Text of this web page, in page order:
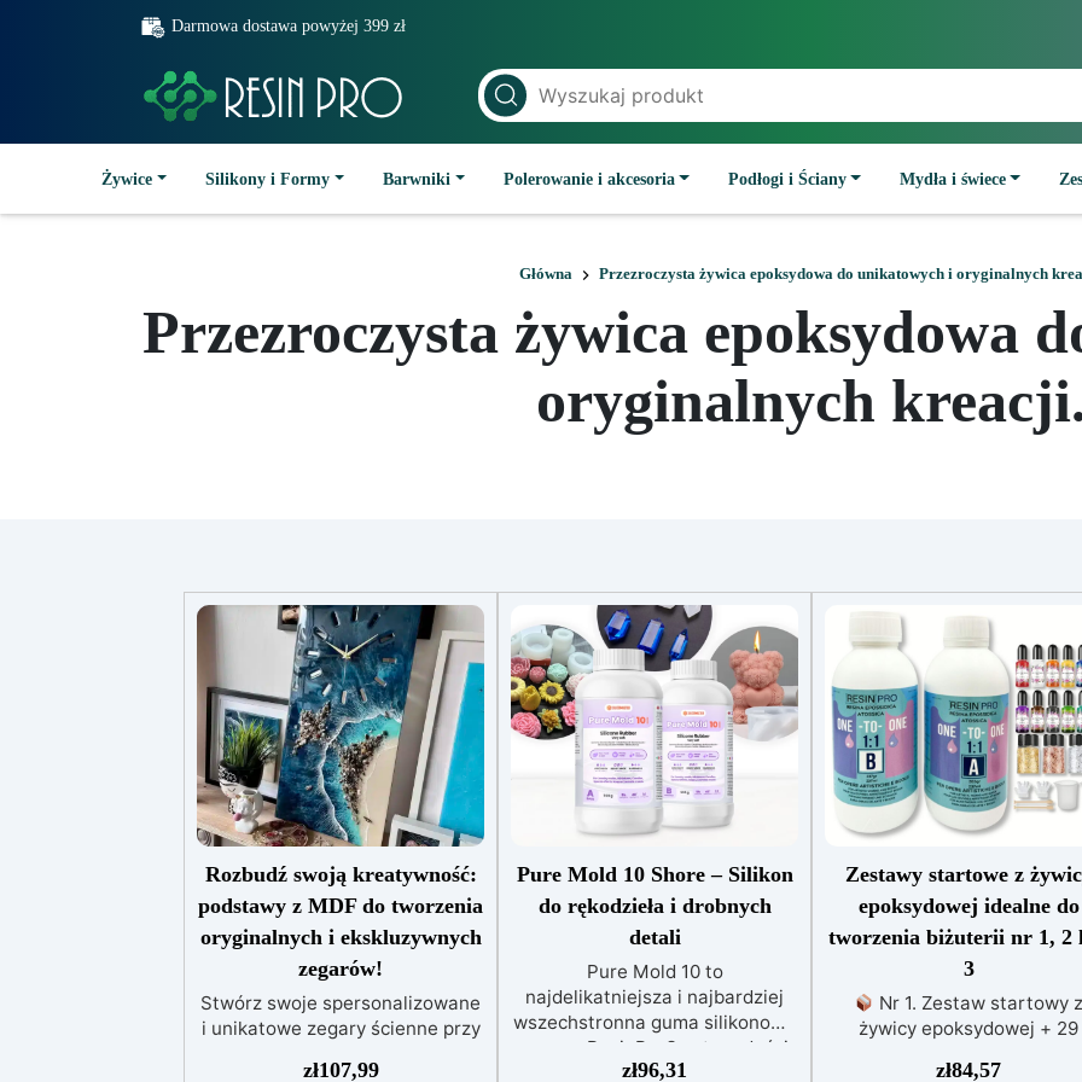
Darmowa dostawa powyżej 399 zł
Żywice Silikony i Formy Barwniki Polerowanie i akcesoria Podłogi i Ściany Mydła i świece
Główna Przezroczysta żywica epoksydowa do unikatowych i oryginalnych
Przezroczysta żywica epoksydowa
oryginalnych
Rozbudź swoją kreatywność:
podstawy z MDF do tworzenia
oryginalnych i ekskluzywnych
zegarów!
Stwórz swoje spersonalizowane
i unikatowe zegary ścienne przy
zł107,99
Pure Mold 10 Shore – Silikon
do rękodzieła i drobnych
detali
Pure Mold 10 to
najdelikatniejsza i najbardziej
wszechstronna guma silikonowa
z gamy ResinPro®, o twardości
Shore A 10±2 i wysokiej
zł96,31
Zestawy startowe z
epoksydowej idealne do
tworzenia biżuterii nr 1, 2
3
Nr 1. Zestaw startowy z
żywicy epoksydowej + 29
zł84,57